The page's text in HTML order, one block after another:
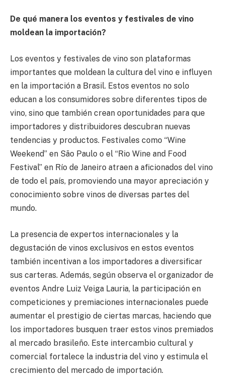
De qué manera los eventos y festivales de vino
moldean la importación?
Los eventos y festivales de vino son plataformas
importantes que moldean la cultura del vino e influyen
en la importación a Brasil. Estos eventos no solo
educan a los consumidores sobre diferentes tipos de
vino, sino que también crean oportunidades para que
importadores y distribuidores descubran nuevas
tendencias y productos. Festivales como “Wine
Weekend” en São Paulo o el “Rio Wine and Food
Festival” en Río de Janeiro atraen a aficionados del vino
de todo el país, promoviendo una mayor apreciación y
conocimiento sobre vinos de diversas partes del
mundo.
La presencia de expertos internacionales y la
degustación de vinos exclusivos en estos eventos
también incentivan a los importadores a diversificar
sus carteras. Además, según observa el organizador de
eventos Andre Luiz Veiga Lauria, la participación en
competiciones y premiaciones internacionales puede
aumentar el prestigio de ciertas marcas, haciendo que
los importadores busquen traer estos vinos premiados
al mercado brasileño. Este intercambio cultural y
comercial fortalece la industria del vino y estimula el
crecimiento del mercado de importación.